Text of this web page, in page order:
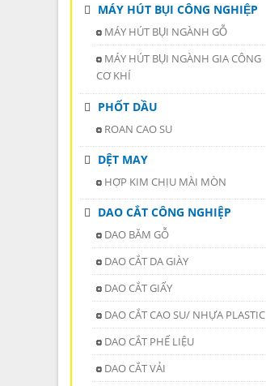
MÁY HÚT BỤI CÔNG NGHIỆP
MÁY HÚT BỤI NGÀNH GỖ
MÁY HÚT BỤI NGÀNH GIA CÔNG
CƠ KHÍ
PHỐT DẦU
ROAN CAO SU
DỆT MAY
HỢP KIM CHỊU MÀI MÒN
DAO CẮT CÔNG NGHIỆP
DAO BĂM GỖ
DAO CẮT DA GIÀY
DAO CẮT GIẤY
DAO CẮT CAO SU/ NHỰA PLASTIC
DAO CẮT PHẾ LIỆU
DAO CẮT VẢI